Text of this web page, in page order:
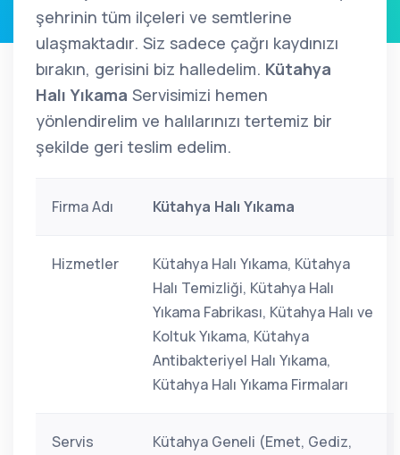
şehrinin tüm ilçeleri ve semtlerine
ulaşmaktadır. Siz sadece çağrı kaydınızı
bırakın, gerisini biz halledelim. Kütahya
Halı Yıkama Servisimizi hemen
yönlendirelim ve halılarınızı tertemiz bir
şekilde geri teslim edelim.
Firma Adı Kütahya Halı Yıkama
Hizmetler
Kütahya Halı Yıkama, Kütahya
Halı Temizliği, Kütahya Halı
Yıkama Fabrikası, Kütahya Halı ve
Koltuk Yıkama, Kütahya
Antibakteriyel Halı Yıkama,
Kütahya Halı Yıkama Firmaları
Servis
Kütahya Geneli (Emet, Gediz,